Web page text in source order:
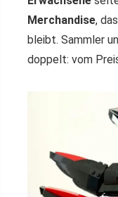
Merchandise,
bleibt. Sammler
doppelt: vom